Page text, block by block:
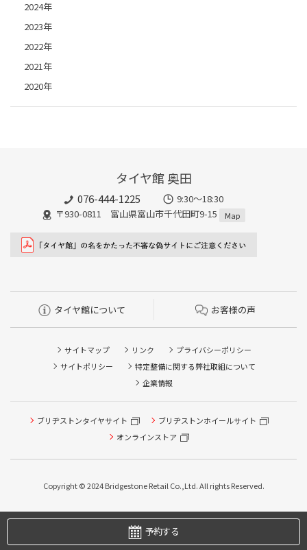
2024年
2023年
2022年
2021年
2020年
タイヤ館 奥田
076-444-1225
9:30～18:30
〒930-0811 富山県富山市千代田町9-15
Map
タイヤ館について お客様の声
サイトマップ リンク
プライバシーポリシー
サイトポリシー
特定整備に関する弊社取組について
企業情報
ブリヂストンタイヤサイト
ブリヂストンホイールサイト
オンラインストア
Copyright © 2024 Bridgestone Retail Co.,Ltd. All rights Reserved.
予約する
ピット作業の予約